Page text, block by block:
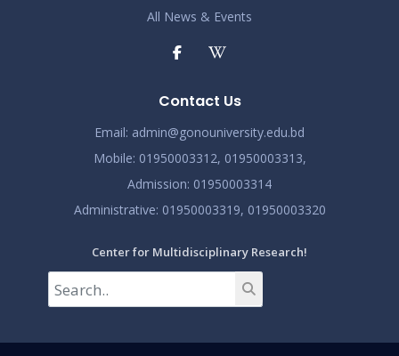
All News & Events
Contact Us
Email: admin@gonouniversity.edu.bd
Mobile: 01950003312, 01950003313,
Admission: 01950003314
Administrative: 01950003319, 01950003320
Center for Multidisciplinary Research!